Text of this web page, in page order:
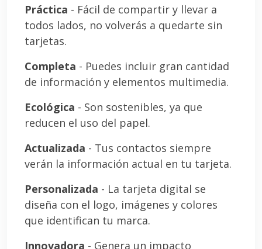
Práctica - Fácil de compartir y llevar a
todos lados, no volverás a quedarte sin
tarjetas.
Completa - Puedes incluir gran cantidad
de información y elementos multimedia.
Ecológica - Son sostenibles, ya que
reducen el uso del papel.
Actualizada - Tus contactos siempre
verán la información actual en tu tarjeta.
Personalizada - La tarjeta digital se
diseña con el logo, imágenes y colores
que identifican tu marca.
Innovadora - Genera un impacto